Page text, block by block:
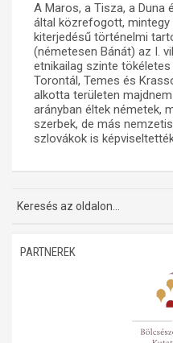
A Maros, a Tisza, a Duna
által közrefogott,
kiterjedésű történelmi
(németesen Bánát) az I.
etnikailag szinte
Torontál, Temes és
alkotta területen
arányban éltek németek,
szerbek, de más
szlovákok is
PARTNEREK